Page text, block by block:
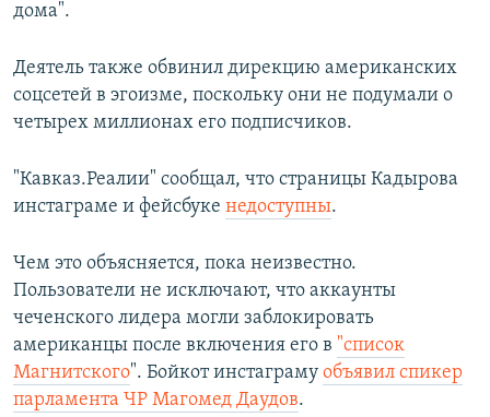
дома".
Деятель также обвинил дирекцию американских
соцсетей в эгоизме, поскольку они не подумали о
четырех миллионах его подписчиков.
"Кавказ.Реалии" сообщал, что страницы Кадырова
инстаграме и фейсбуке недоступны.
Чем это объясняется, пока неизвестно.
Пользователи не исключают, что аккаунты
чеченского лидера могли заблокировать
американцы после включения его в "список
Магнитского". Бойкот инстаграму объявил спикер
парламента ЧР Магомед Даудов.